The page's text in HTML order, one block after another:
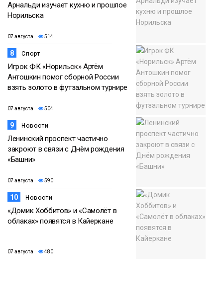
Арнальди изучает кухню и прошлое
Норильска
07 августа 514
8 Спорт
Игрок ФК «Норильск» Артём
Антошкин помог сборной России
взять золото в футзальном турнире
07 августа 504
9 Новости
Ленинский проспект частично
закроют в связи с Днём рождения
«Башни»
07 августа 590
10 Новости
«Домик Хоббитов» и «Самолёт в
облаках» появятся в Кайеркане
07 августа 480